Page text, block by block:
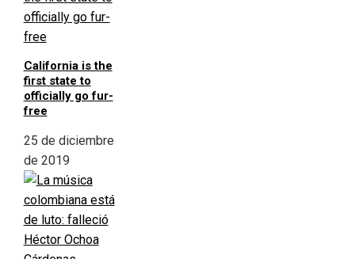
California is the
first state to
officially go fur-
free
25 de diciembre
de 2019